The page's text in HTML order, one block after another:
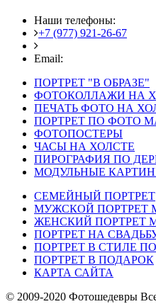
Наши телефоны:
+7 (977) 921-26-67
Email:
ПОРТРЕТ "В ОБРАЗЕ"
ФОТОКОЛЛАЖИ НА
ПЕЧАТЬ ФОТО НА
ПОРТРЕТ ПО ФОТО
ФОТОПОСТЕРЫ
ЧАСЫ НА ХОЛСТЕ
ПИРОГРАФИЯ ПО
МОДУЛЬНЫЕ
СЕМЕЙНЫЙ ПОРТРЕТ
МУЖСКОЙ ПОРТРЕТ
ЖЕНСКИЙ ПОРТРЕТ
ПОРТРЕТ НА
ПОРТРЕТ В СТИЛЕ
ПОРТРЕТ В ПОДАРОК
КАРТА САЙТА
© 2009-2020 Фотошедевры